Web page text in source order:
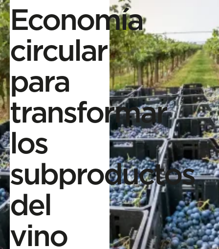
Economía
circular
para
transformar
los
subproductos
del
vino